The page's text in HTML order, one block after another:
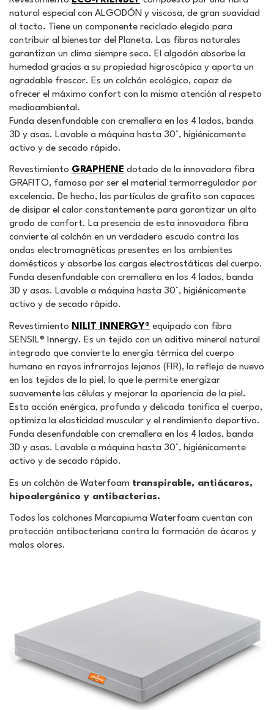
natural especial con ALGODÓN y viscosa, de gran suavidad
al tacto. Tiene un componente reciclado elegido para
contribuir al bienestar del Planeta. Las fibras naturales
garantizan un clima siempre seco. El algodón absorbe la
humedad gracias a su propiedad higroscópica y aporta un
agradable frescor. Es un colchón ecológico, capaz de
ofrecer el máximo confort con la misma atención al respeto
medioambiental.
Funda desenfundable con cremallera en los 4 lados, banda
3D y asas. Lavable a máquina hasta 30°, higiénicamente
activo y de secado rápido.
Revestimiento GRAPHENE dotado de la innovadora fibra
GRAFITO, famosa por ser el material termorregulador por
excelencia. De hecho, las partículas de grafito son capaces
de disipar el calor constantemente para garantizar un alto
grado de confort. La presencia de esta innovadora fibra
convierte al colchón en un verdadero escudo contra las
ondas electromagnéticas presentes en los ambientes
domésticos y absorbe las cargas electrostáticas del cuerpo.
Funda desenfundable con cremallera en los 4 lados, banda
3D y asas. Lavable a máquina hasta 30°, higiénicamente
activo y de secado rápido.
Revestimiento NILIT INNERGY® equipado con fibra
SENSIL® Innergy. Es un tejido con un aditivo mineral natural
integrado que convierte la energía térmica del cuerpo
humano en rayos infrarrojos lejanos (FIR), la refleja de nuevo
en los tejidos de la piel, lo que le permite energizar
suavemente las células y mejorar la apariencia de la piel.
Esta acción enérgica, profunda y delicada tonifica el cuerpo,
optimiza la elasticidad muscular y el rendimiento deportivo.
Funda desenfundable con cremallera en los 4 lados, banda
3D y asas. Lavable a máquina hasta 30°, higiénicamente
activo y de secado rápido.
Es un colchón de Waterfoam transpirable, antiácaros,
hipoalergénico y antibacterias.
Todos los colchones Marcapiuma Waterfoam cuentan con
protección antibacteriana contra la formación de ácaros y
malos olores.